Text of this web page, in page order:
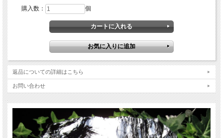
話題のテラヘルツ鉱石が激安入荷です！
健康系の云われで人気の高いテラヘルツ鉱石！
蛍光エックス線分析を行い、結果を掲載させていただきました。
サンプルの為、個別の誤差は想定されますが、とても高純度のタイプとなってお
ります。
試験結果のテラヘルツ純度について。
正したものとなります。
回折線とは蛍光X線分析をする際に実際は存在のしない元素を表示してしまう現
象のようなものです。
当社は一つのサンプルに対し4度の検査を行い、パーセントが0.0001以上の毎回
存在した元素を存在するものとして結果が出ております。
購入数： 個
返品についての詳細はこちら
お問い合わせ